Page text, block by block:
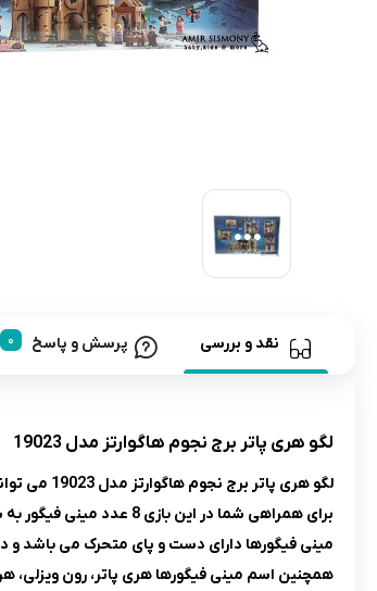
دستگاه
لباس و اکسسوری
نقد و بررسی پرسش و پاسخ
لگو هری پاتر برج نجوم هاگوارتز مدل 19023
لگو هری پاتر برج نجوم هاگوارتز مدل 19023 می تواند یک گزینه عالی برای طرفداران هری پاتر باشد.
برای همراهی شما در این بازی 8 عدد مینی فیگور به شکل شخصیت های اصلی هری پاتر در محصول قرار دارد.
مینی فیگورها دارای دست و پای متحرک می باشد و
همچنین اسم مینی فیگورها هری پاتر، رون ویزلی،